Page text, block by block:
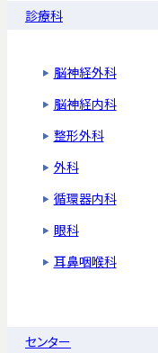
診療科
脳神経外科
脳神経内科
整形外科
外科
循環器内科
眼科
耳鼻咽喉科
センター